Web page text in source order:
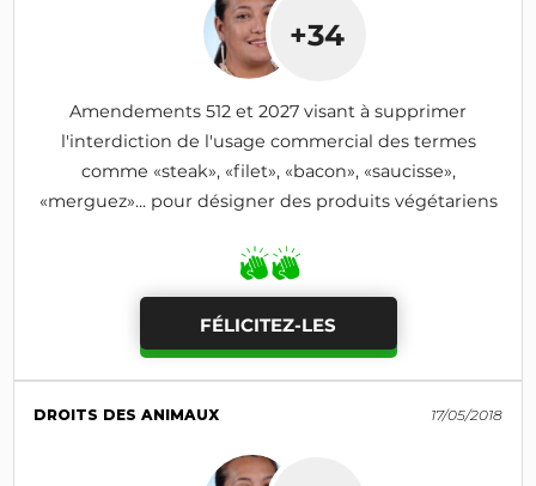
+34
Amendements 512 et 2027 visant à supprimer
l'interdiction de l'usage commercial des termes
comme «steak», «filet», «bacon», «saucisse»,
«merguez»... pour désigner des produits végétariens
FÉLICITEZ-LES
DROITS DES ANIMAUX 17/05/2018